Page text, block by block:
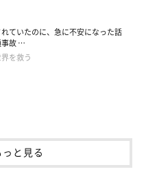
で見る
お腹の毛フサフサ #ドラ兄
ていたのに、急に不安になった話
事故 …
を救う
と見る